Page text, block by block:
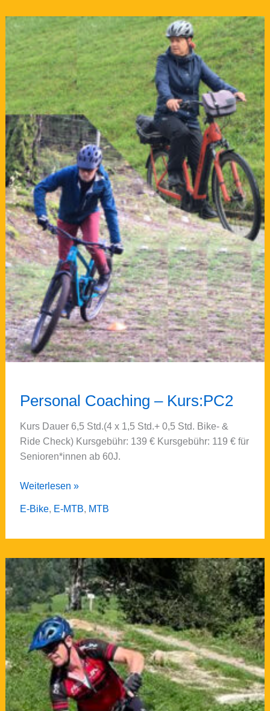
Personal Coaching – Kurs:PC2
Kurs Dauer 6,5 Std.(4 x 1,5 Std.+ 0,5 Std. Bike- &
Ride Check) Kursgebühr: 139 € Kursgebühr: 119 € für
Senioren*innen ab 60J.
Personal
–
Weiterlesen »
E-Bike, E-MTB, MTB